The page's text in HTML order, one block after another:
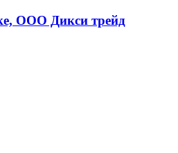
ООО Дикси трейд